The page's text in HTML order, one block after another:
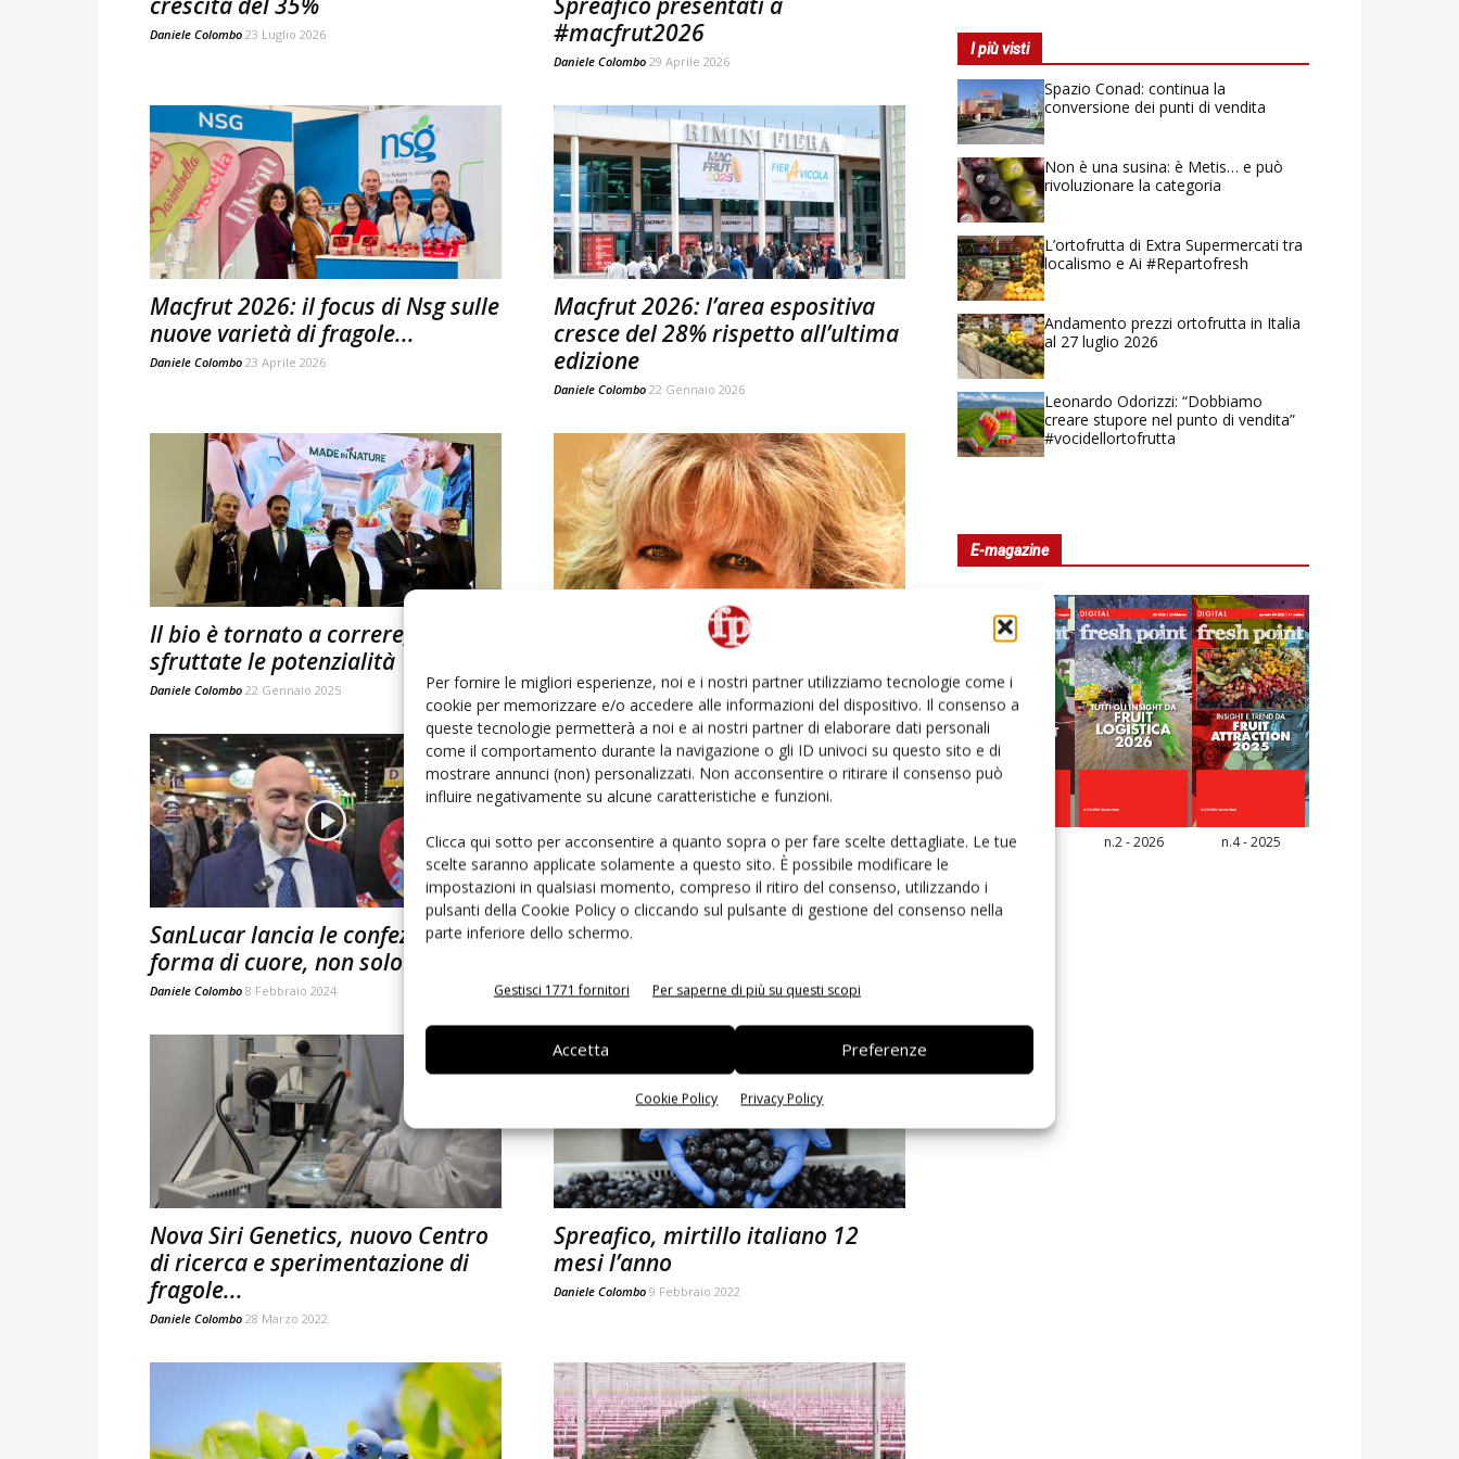
Per fornire le migliori esperienze, noi e i nostri partner utilizziamo tecnologie come i
cookie per memorizzare e/o accedere alle informazioni del dispositivo. Il consenso a
queste tecnologie permetterà a noi e ai nostri partner di elaborare dati personali
come il comportamento durante la navigazione o gli ID univoci su questo sito e di
mostrare annunci (non) personalizzati. Non acconsentire o ritirare il consenso può
influire negativamente su alcune caratteristiche e funzioni.
Clicca qui sotto per acconsentire a quanto sopra o per fare scelte dettagliate. Le tue
scelte saranno applicate solamente a questo sito. È possibile modificare le
impostazioni in qualsiasi momento, compreso il ritiro del consenso, utilizzando i
pulsanti della Cookie Policy o cliccando sul pulsante di gestione del consenso nella
parte inferiore dello schermo.
Gestisci 1771 fornitori Per saperne di più su questi scopi
Accetta Preferenze
Cookie Policy Privacy Policy
Daniele Colombo 23 Luglio 2026
#macfrut2026
Daniele Colombo 29 Aprile 2026
Macfrut 2026: il focus di Nsg sulle
nuove varietà di fragole...
Daniele Colombo 23 Aprile 2026
Macfrut 2026: l’area espositiva
cresce del 28% rispetto all’ultima
edizione
Daniele Colombo 22 Gennaio 2026
Il bio è tornato a correre, vanno
sfruttate le potenzialità
Daniele Colombo 22 Gennaio 2025
Regolamento imballaggi, più
Daniele Colombo 18 Marzo 2024
SanLucar lancia le confezioni a
forma di cuore, non solo per...
Daniele Colombo 8 Febbraio 2024
Macfrut 2024 guarda sempre più
Daniele Colombo 12 Ottobre 2023
Nova Siri Genetics, nuovo Centro
di ricerca e sperimentazione di
fragole...
Daniele Colombo 28 Marzo 2022
Spreafico, mirtillo italiano 12
mesi l’anno
Daniele Colombo 9 Febbraio 2022
I più visti
Spazio Conad: continua la
conversione dei punti di vendita
Non è una susina: è Metis… e può
rivoluzionare la categoria
L’ortofrutta di Extra Supermercati tra
localismo e Ai #Repartofresh
Andamento prezzi ortofrutta in Italia
al 27 luglio 2026
Leonardo Odorizzi: “Dobbiamo
creare stupore nel punto di vendita”
#vocidellortofrutta
E-magazine
n.3 - 2026 n.2 - 2026 n.4 - 2025